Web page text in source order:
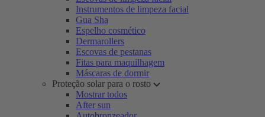
Instrumentos de limpeza facial
Gua Sha
Espelho cosmético
Dermarollers
Escovas de pestanas
Fitas para maquilhagem
Máscaras de dormir
Proteção solar para o rosto
Mostrar todos
After sun